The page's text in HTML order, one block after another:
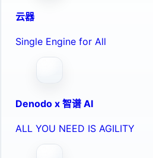
云器
Single Engine for All
Denodo x 智谱 AI
ALL YOU NEED IS AGILITY